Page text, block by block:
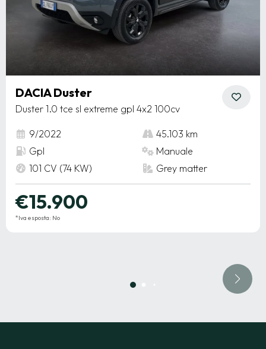
DACIA Duster
Duster 1.0 tce sl extreme gpl 4x2 100cv
9/2022
45.103 km
Gpl
Manuale
101 CV (74 KW)
Grey matter
€15.900
*Iva esposta: No